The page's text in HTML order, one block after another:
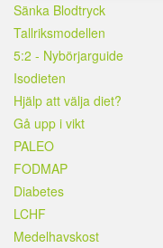
Sänka Blodtryck
Tallriksmodellen
5:2 - Nybörjarguide
Isodieten
Hjälp att välja diet?
Gå upp i vikt
PALEO
FODMAP
Diabetes
LCHF
Medelhavskost